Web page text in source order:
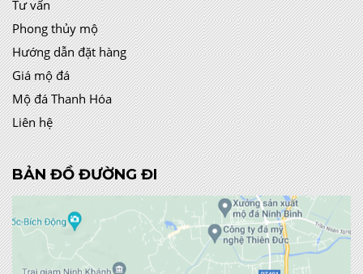
Tư vấn
Phong thủy mộ
Hướng dẫn đặt hàng
Giá mộ đá
Mộ đá Thanh Hóa
Liên hệ
BẢN ĐỒ ĐƯỜNG ĐI